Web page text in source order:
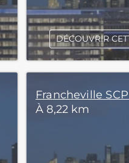
DÉCOUVRIR
Francheville
À 8,22 km